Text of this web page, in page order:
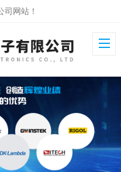
网站！